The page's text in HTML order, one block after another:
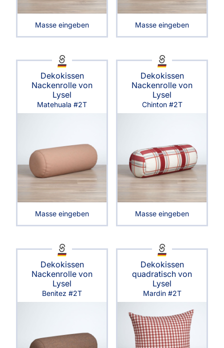
Masse eingeben Masse eingeben
Dekokissen
Nackenrolle von
Lysel
Matehuala #2T
Masse eingeben
Dekokissen
Nackenrolle von
Lysel
Chinton #2T
Masse eingeben
Dekokissen
Nackenrolle von
Lysel
Benitez #2T
Dekokissen
quadratisch von
Lysel
Mardin #2T